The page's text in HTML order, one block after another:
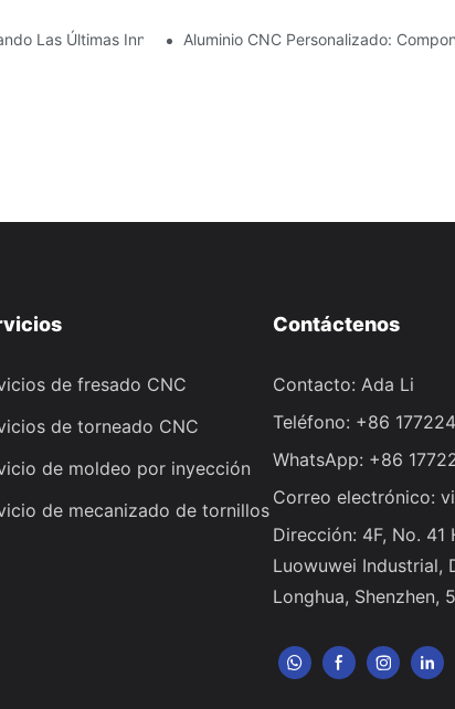
Las Últimas Innovaciones De La Industria
Aluminio CNC Personalizado:
de fresado CNC
de torneado CNC
de moldeo por inyección
de mecanizado de tornillos
Contáctenos
Contacto: Ada Li
Teléfono: +86
WhatsApp: +86
Correo electrónico:
Dirección: 4F, ​​No. 41
Luowuwei Industrial,
Longhua, Shenzhen,